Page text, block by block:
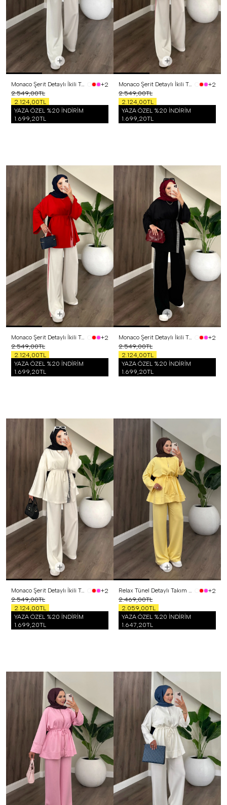
Monaco Şerit Detaylı İkili Takım Sarı
+2
2.549,00TL
2.124,00TL
YAZA ÖZEL %20 İNDİRİM
1.699,20TL
Monaco Şerit Detaylı İkili Takım Pembe
+2
2.549,00TL
2.124,00TL
YAZA ÖZEL %20 İNDİRİM
1.699,20TL
Monaco Şerit Detaylı İkili Takım Kırmızı
+2
2.549,00TL
2.124,00TL
YAZA ÖZEL %20 İNDİRİM
1.699,20TL
Monaco Şerit Detaylı İkili Takım Siyah
+2
2.549,00TL
2.124,00TL
YAZA ÖZEL %20 İNDİRİM
1.699,20TL
Monaco Şerit Detaylı İkili Takım Beyaz
+2
2.549,00TL
2.124,00TL
YAZA ÖZEL %20 İNDİRİM
1.699,20TL
Relax Tünel Detaylı Takım Sarı
+2
2.469,00TL
2.059,00TL
YAZA ÖZEL %20 İNDİRİM
1.647,20TL